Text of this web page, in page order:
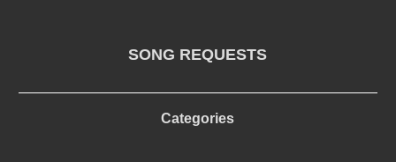
SONG REQUESTS
Categories